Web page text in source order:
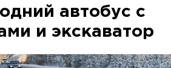
автобус с
и экскаватор